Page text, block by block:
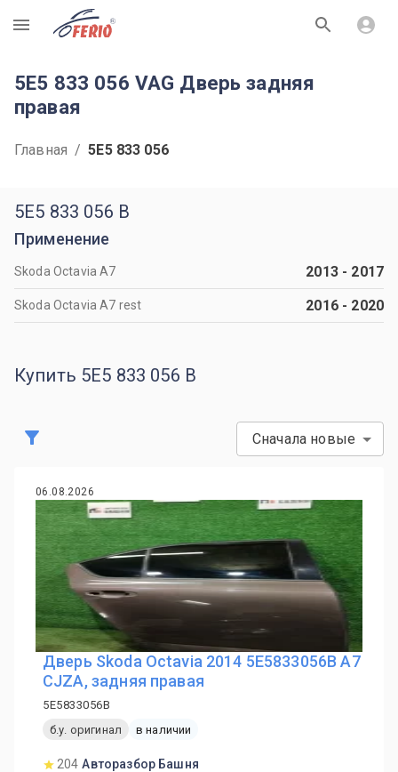
R
5E5 833 056 VAG Дверь задняя
правая
Главная / 5E5 833 056
5E5 833 056 B
Применение
Skoda Octavia A7 2013- 2017
Skoda Octavia A7 rest 2016- 2020
Купить 5E5 833 056 B
Сначала новые
06.08.2026
Дверь Skoda Octavia 2014 5E5833056B A7
CJZA, задняя правая
5E5833056B
б.у. оригинал
в наличии
204 Авторазбор Башня